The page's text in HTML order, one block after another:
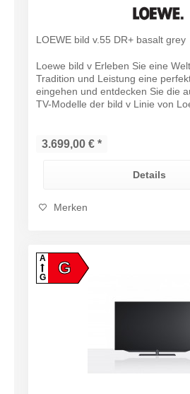
LOEWE bild v.55 DR+ basalt grey
Loewe bild v Erleben Sie eine
Tradition und Leistung eine
eingehen und entdecken Sie die
TV-Modelle der bild v Linie von
3.699,00 € *
Details
Merken
G
A
G